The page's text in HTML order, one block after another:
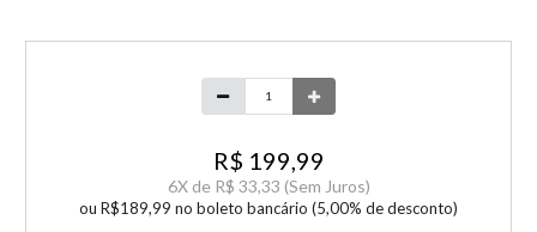
R$ 199,99
6X de R$ 33,33 (Sem Juros)
ou R$189,99 no boleto bancário (5,00% de desconto)